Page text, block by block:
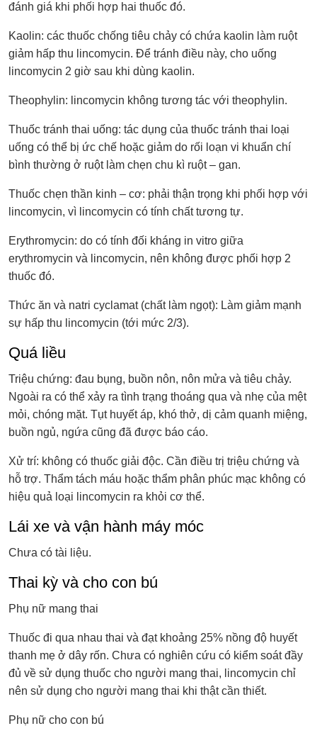
đánh giá khi phối hợp hai thuốc đó.
Kaolin: các thuốc chống tiêu chảy có chứa kaolin làm ruột
giảm hấp thu lincomycin. Để tránh điều này, cho uống
lincomycin 2 giờ sau khi dùng kaolin.
Theophylin: lincomycin không tương tác với theophylin.
Thuốc tránh thai uống: tác dụng của thuốc tránh thai loại
uống có thể bị ức chế hoặc giảm do rối loạn vi khuẩn chí
bình thường ở ruột làm chẹn chu kì ruột – gan.
Thuốc chẹn thần kinh – cơ: phải thận trọng khi phối hợp với
lincomycin, vì lincomycin có tính chất tương tự.
Erythromycin: do có tính đối kháng in vitro giữa
erythromycin và lincomycin, nên không được phối hợp 2
thuốc đó.
Thức ăn và natri cyclamat (chất làm ngọt): Làm giảm mạnh
sự hấp thu lincomycin (tới mức 2/3).
Quá liều
Triệu chứng: đau bụng, buồn nôn, nôn mửa và tiêu chảy.
Ngoài ra có thể xảy ra tình trạng thoáng qua và nhẹ của mệt
mỏi, chóng mặt. Tụt huyết áp, khó thở, dị cảm quanh miệng,
buồn ngủ, ngứa cũng đã được báo cáo.
Xử trí: không có thuốc giải độc. Cần điều trị triệu chứng và
hỗ trợ. Thẩm tách máu hoặc thẩm phân phúc mạc không có
hiệu quả loại lincomycin ra khỏi cơ thể.
Lái xe và vận hành máy móc
Chưa có tài liệu.
Thai kỳ và cho con bú
Phụ nữ mang thai
Thuốc đi qua nhau thai và đạt khoảng 25% nồng độ huyết
thanh mẹ ở dây rốn. Chưa có nghiên cứu có kiểm soát đầy
đủ về sử dụng thuốc cho người mang thai, lincomycin chỉ
nên sử dụng cho người mang thai khi thật cần thiết.
Phụ nữ cho con bú